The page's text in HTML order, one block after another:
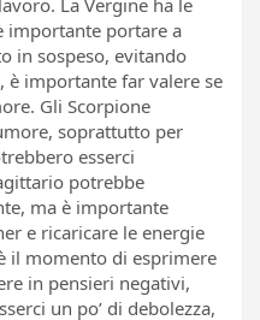
importante portare a
in sospeso, evitando
è importante far valere se
Gli Scorpione
soprattutto per
esserci
potrebbe
ma è importante
e ricaricare le energie
il momento di esprimere
in pensieri negativi,
un po’ di debolezza,